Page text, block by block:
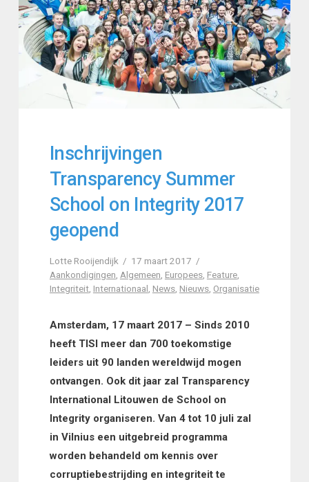
Inschrijvingen
Transparency Summer
School on Integrity 2017
geopend
Lotte Rooijendijk
17 maart 2017
Aankondigingen Algemeen Europees, Feature,
Integriteit, Internationaal News, Nieuws, Organisatie
Amsterdam, 17 maart 2017 – Sinds 2010
heeft TISI meer dan 700 toekomstige
leiders uit 90 landen wereldwijd mogen
ontvangen. Ook dit jaar zal Transparency
International Litouwen de School on
Integrity organiseren. Van 4 tot 10 juli zal
in Vilnius een uitgebreid programma
worden behandeld om kennis over
corruptiebestrijding en integriteit te